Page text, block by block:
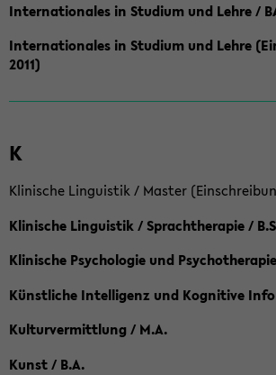
Internationales in Studium und Lehre /
Internationales in Studium und Lehre
2011)
K
Klinische Linguistik / Master
Klinische Linguistik / Sprachtherapie /
Klinische Psychologie und
Künstliche Intelligenz und Kognitive
Kulturvermittlung / M.A.
Kunst / B.A.